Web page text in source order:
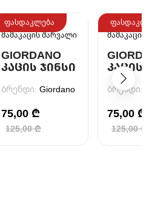
ფასდაკლება
მამაკაცის შარვალი
GIORDANO
ᲙᲐᲪᲘᲡ ᲯᲘᲜᲡᲘ
ბრენდი: Giordano
75,00 ₾
125,00 ₾
ᲙᲐᲪᲘᲡ
ბრენდი:
75,00 ₾
125,00 ₾